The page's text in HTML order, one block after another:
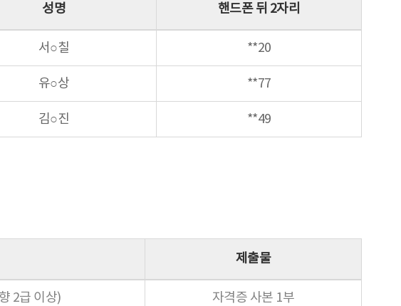
성명 핸드폰 뒤 2자리
서○칠 **20
유○상 **77
김○진 **49
제출물
2급 이상) 자격증 사본 1부